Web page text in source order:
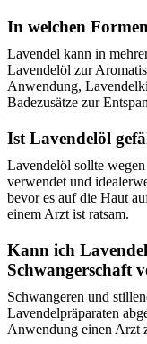
In welchen
Lavendel kann in
Lavendelöl zur
Anwendung,
Badezusätze zur
Ist Lavendelöl
Lavendelöl sollte
verwendet und
bevor es auf die Haut
einem Arzt ist ratsam.
Kann ich
Schwangerschaft
Schwangeren und
Lavendelpräparaten
Anwendung einen Arzt